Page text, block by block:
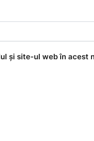
și site-ul web în